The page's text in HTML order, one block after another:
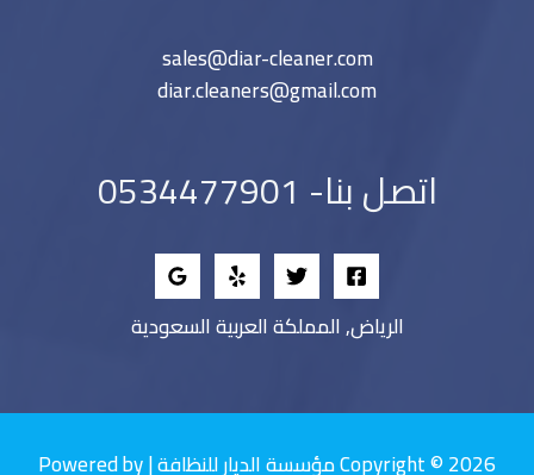
sales@diar-cleaner.com
diar.cleaners@gmail.com
اتصل بنا- 0534477901
الرياض, المملكة العربية السعودية
Copyright © 2026 مؤسسة الديار للنظافة | Powered by